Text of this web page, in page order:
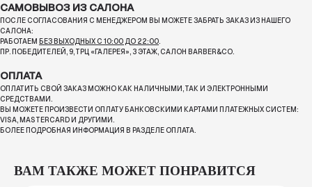
САМОВЫВОЗ ИЗ САЛОНА
ПОСЛЕ СОГЛАСОВАНИЯ С МЕНЕДЖЕРОМ ВЫ МОЖЕТЕ ЗАБРАТЬ ЗАКАЗ ИЗ НАШЕГО
САЛОНА:
РАБОТАЕМ БЕЗ ВЫХОДНЫХ С 10:00 ДО 22:00.
ПР. ПОБЕДИТЕЛЕЙ, 9, ТРЦ «ГАЛЕРЕЯ», 3 ЭТАЖ, САЛОН BARBER&CO.
ОПЛАТА
ОПЛАТИТЬ СВОЙ ЗАКАЗ МОЖНО КАК НАЛИЧНЫМИ, ТАК И ЭЛЕКТРОННЫМИ
СРЕДСТВАМИ.
ВЫ МОЖЕТЕ ПРОИЗВЕСТИ ОПЛАТУ БАНКОВСКИМИ КАРТАМИ ПЛАТЕЖНЫХ СИСТЕМ:
VISA, MASTERCARD И ДРУГИМИ.
БОЛЕЕ ПОДРОБНАЯ ИНФОРМАЦИЯ В РАЗДЕЛЕ ОПЛАТА.
ВАМ ТАКЖЕ МОЖЕТ ПОНРАВИТСЯ